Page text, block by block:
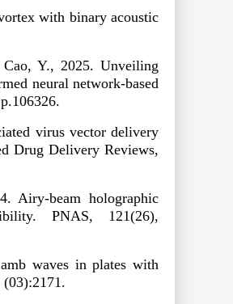
with binary acoustic
Y., 2025. Unveiling
neural network-based
virus vector delivery
Drug Delivery Reviews,
Airy-beam holographic
PNAS, 121(26),
waves in plates with
(03):2171.